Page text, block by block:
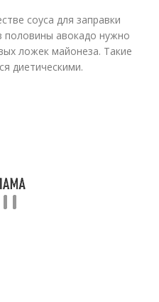
соуса для заправки
половины авокадо нужно
ложек майонеза. Такие
диетическими.